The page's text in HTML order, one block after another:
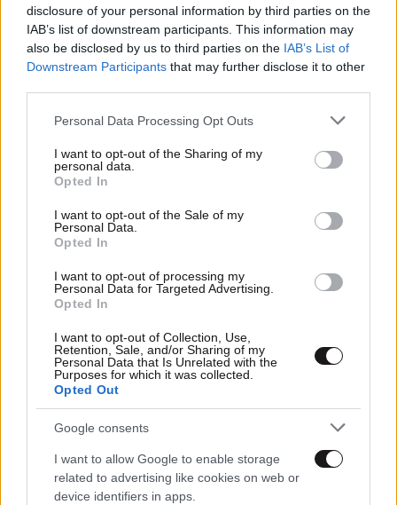
disclosure of your personal information by third parties on the
IAB’s list of downstream participants. This information may
also be disclosed by us to third parties on the IAB’s List of
Downstream Participants that may further disclose it to other
Please note that this website/app uses one or more Google
not limited to your visit or usage behaviour. You may click to
grant or deny consent to Google and its third-party tags to
use your data for below specified purposes in below Google
consent section.
Personal Data Processing Opt Outs
I want to opt-out of the Sharing of my
personal data.
Opted In
I want to opt-out of the Sale of my
Personal Data.
Opted In
I want to opt-out of processing my
Personal Data for Targeted Advertising.
Opted In
I want to opt-out of Collection, Use,
Retention, Sale, and/or Sharing of my
Personal Data that Is Unrelated with the
Purposes for which it was collected.
Opted Out
Google consents
I want to allow Google to enable storage
related to advertising like cookies on web or
device identifiers in apps.
ΠΟΣΠΕΡΤ
18·10·2013 18:49
«Η κατάληψη του κτιρίου της πρώην ΕΡΤ είναι